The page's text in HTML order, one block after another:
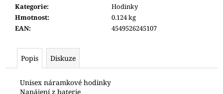
Kategorie:
Hodinky
Hmotnost:
0.124 kg
EAN: 4549526245107
Popis Diskuze
Unisex náramkové hodinky
Napájení z baterie
p
o
j